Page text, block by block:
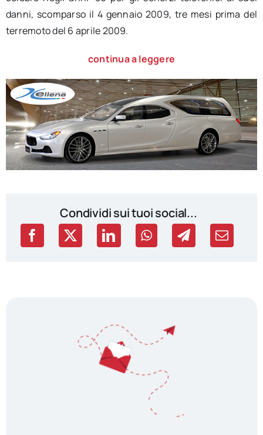
danni, scomparso il 4 gennaio 2009, tre mesi prima del
terremoto del 6 aprile 2009.
continua a leggere
Condividi sui tuoi social...